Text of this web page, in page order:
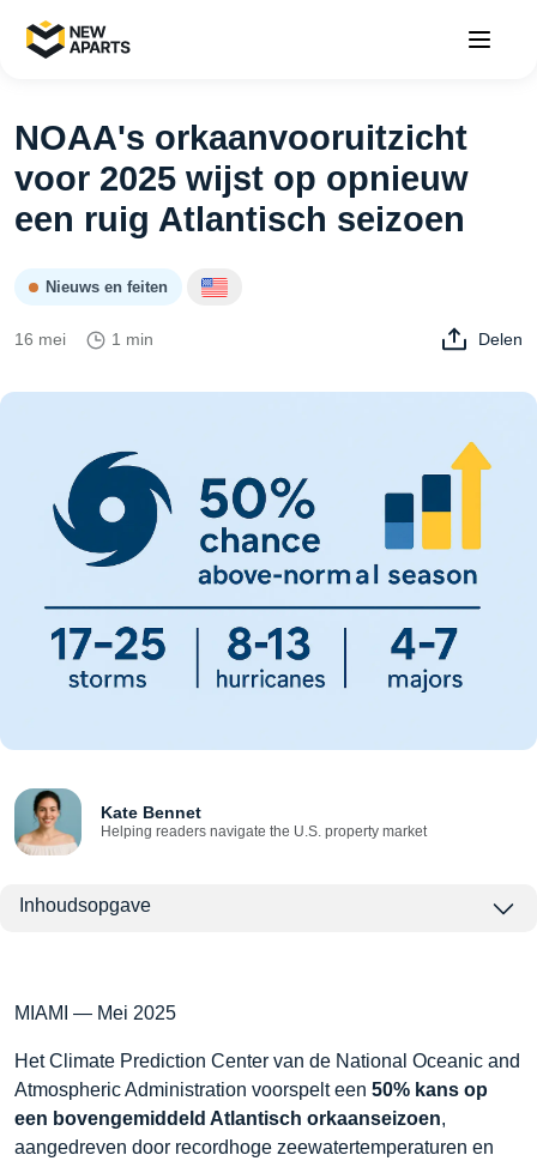
NOAA's orkaanvooruitzicht
voor 2025 wijst op opnieuw
een ruig Atlantisch seizoen
Nieuws en feiten
16 mei 1 min Delen
Kate Bennet
Helping readers navigate the U.S. property market
Inhoudsopgave
MIAMI — Mei 2025
Het Climate Prediction Center van de National Oceanic and
Atmospheric Administration voorspelt een 50% kans op
een bovengemiddeld Atlantisch orkaanseizoen,
aangedreven door recordhoge zeewatertemperaturen en